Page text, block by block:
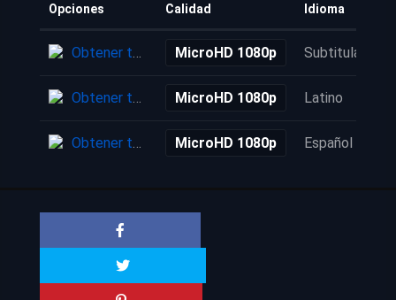
Opciones Calidad Idioma
Obtener torrent MicroHD 1080p Subtitulada
Obtener torrent MicroHD 1080p Latino
Obtener torrent MicroHD 1080p Español